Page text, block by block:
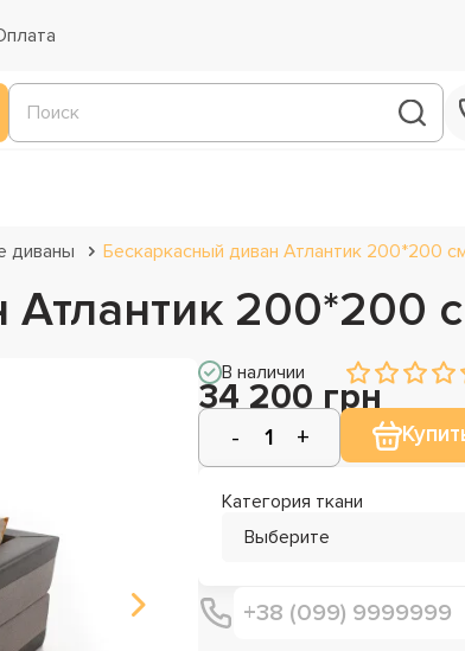
диваны Бескаркасный диван Атлантик 200*200
200*200
В наличии
34 200 грн
Категория ткани
Выберите